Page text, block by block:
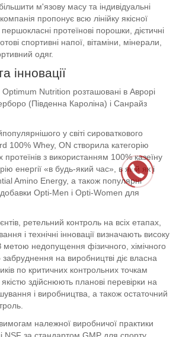
м'язову масу та індивідуальні
пропонує всю лінійку якісної
протеїнові порошки, дієтичні
спортивні напої, вітаміни, мінерали,
одяг.
інновації
Optimum Nutrition розташовані в Аврорі
(Південна Кароліна) і Санрайз
у світі сироваткового
100% Whey, ON створила категорію
протеїнів з використанням 100% казеїну
енергії «в будь-який час», в якій як і
Amino Energy, а також популярні
добавки Opti-Men і Opti-Women для
ретельний контроль на всіх етапах,
і технічні інновації визначають високу
метою недопущення фізичного, хімічного
забруднення на виробництві діє власна
по критичних контрольних точкам
здійснюють планові перевірки на
і виробництва, а також остаточний
належної виробничої практики